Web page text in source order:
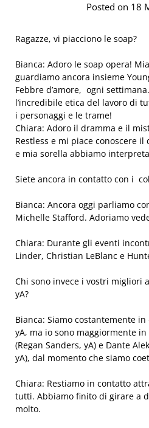
Posted on 18
Ragazze, vi piacciono le soap?
Bianca: Adoro le soap opera!
guardiamo ancora insieme
Febbre d’amore, ogni
l’incredibile etica del lavoro di
i personaggi e le trame!
Chiara: Adoro il dramma e il
Restless e mi piace conoscere
e mia sorella abbiamo
Siete ancora in contatto con i
Bianca: Ancora oggi parliamo
Michelle Stafford. Adoriamo
Chiara: Durante gli eventi
Linder, Christian LeBlanc e
Chi sono invece i vostri migliori
yA?
Bianca: Siamo costantemente
yA, ma io sono maggiormente
(Regan Sanders, yA) e Dante
yA), dal momento che siamo
Chiara: Restiamo in contatto
tutti. Abbiamo finito di girare a
molto.